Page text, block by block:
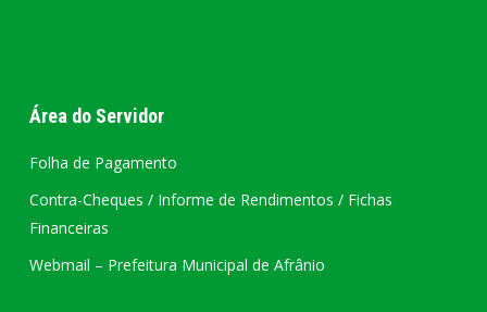
Área do Servidor
Folha de Pagamento
Contra-Cheques / Informe de Rendimentos / Fichas
Financeiras
Webmail – Prefeitura Municipal de Afrânio